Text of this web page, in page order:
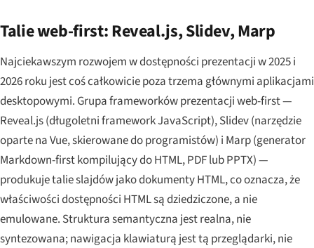
Talie web-first: Reveal.js, Slidev, Marp
Najciekawszym rozwojem w dostępności prezentacji w 2025 i
2026 roku jest coś całkowicie poza trzema głównymi aplikacjami
desktopowymi. Grupa frameworków prezentacji web-first —
Reveal.js (długoletni framework JavaScript), Slidev (narzędzie
oparte na Vue, skierowane do programistów) i Marp (generator
Markdown-first kompilujący do HTML, PDF lub PPTX) —
produkuje talie slajdów jako dokumenty HTML, co oznacza, że
właściwości dostępności HTML są dziedziczone, a nie
emulowane. Struktura semantyczna jest realna, nie
syntezowana; nawigacja klawiaturą jest tą przeglądarki, nie